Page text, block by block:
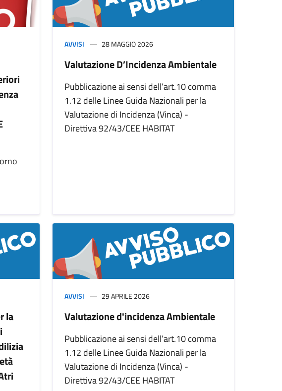
AVVISI 28 MAGGIO 2026
Valutazione D’Incidenza Ambientale
Pubblicazione ai sensi dell’art.10 comma
1.12 delle Linee Guida Nazionali per la
Valutazione di Incidenza (Vinca) -
Direttiva 92/43/CEE HABITAT
la
AVVISI 29 APRILE 2026
Valutazione d'incidenza Ambientale
Pubblicazione ai sensi dell’art.10 comma
1.12 delle Linee Guida Nazionali per la
Valutazione di Incidenza (Vinca) -
Direttiva 92/43/CEE HABITAT